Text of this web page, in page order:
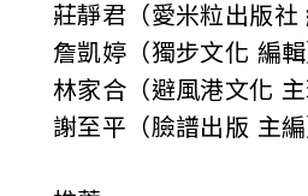
莊靜君（愛米粒出版社
詹凱婷（獨步文化 編輯
林家合（避風港文化 主
謝至平（臉譜出版 主編
—出版